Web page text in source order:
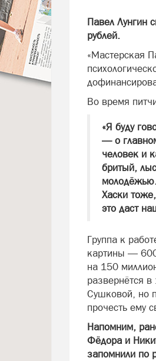
Павел Лунгин
рублей.
«Мастерская
Во время
«Я буду
— о
человек и
бритый,
молодёжью.
Хаски
это даст
Группа к
картины —
на 150
развернётся
Сушковой, но
прочесть ему
Напомним,
Фёдора и
запомнили по